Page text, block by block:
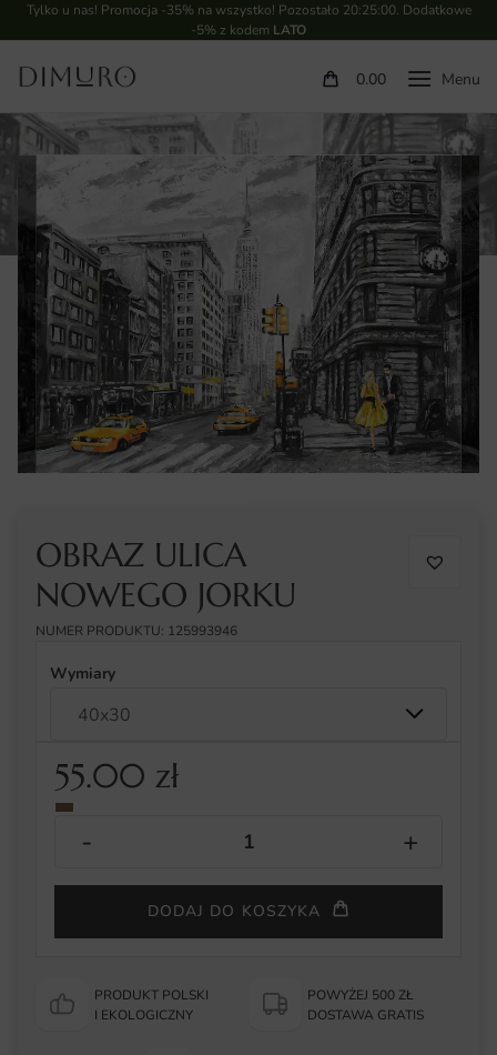
Tylko u nas! Promocja -35% na wszystko! Pozostało 20:24:59. Dodatkowe
-5% z kodem LATO
0.00
OBRAZ ULICA
NOWEGO JORKU
NUMER PRODUKTU: 125993946
Wymiary
55.00 zł
DODAJ DO KOSZYKA
PRODUKT POLSKI
I EKOLOGICZNY
POWYŻEJ 500 ZŁ
DOSTAWA GRATIS